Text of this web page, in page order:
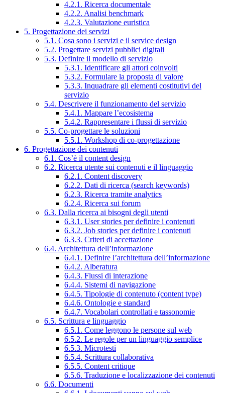
4.2.1. Ricerca documentale
4.2.2. Analisi benchmark
4.2.3. Valutazione euristica
5. Progettazione dei servizi
5.1. Cosa sono i servizi e il service design
5.2. Progettare servizi pubblici digitali
5.3. Definire il modello di servizio
5.3.1. Identificare gli attori coinvolti
5.3.2. Formulare la proposta di valore
5.3.3. Inquadrare gli elementi costitutivi del
servizio
5.4. Descrivere il funzionamento del servizio
5.4.1. Mappare l’ecosistema
5.4.2. Rappresentare i flussi di servizio
5.5. Co-progettare le soluzioni
5.5.1. Workshop di co-progettazione
6. Progettazione dei contenuti
6.1. Cos’è il content design
6.2. Ricerca utente sui contenuti e il linguaggio
6.2.1. Content discovery
6.2.2. Dati di ricerca (search keywords)
6.2.3. Ricerca tramite analytics
6.2.4. Ricerca sui forum
6.3. Dalla ricerca ai bisogni degli utenti
6.3.1. User stories per definire i contenuti
6.3.2. Job stories per definire i contenuti
6.3.3. Criteri di accettazione
6.4. Architettura dell’informazione
6.4.1. Definire l’architettura dell’informazione
6.4.2. Alberatura
6.4.3. Flussi di interazione
6.4.4. Sistemi di navigazione
6.4.5. Tipologie di contenuto (content type)
6.4.6. Ontologie e standard
6.4.7. Vocabolari controllati e tassonomie
6.5. Scrittura e linguaggio
6.5.1. Come leggono le persone sul web
6.5.2. Le regole per un linguaggio semplice
6.5.3. Microtesti
6.5.4. Scrittura collaborativa
6.5.5. Content critique
6.5.6. Traduzione e localizzazione dei contenuti
6.6. Documenti